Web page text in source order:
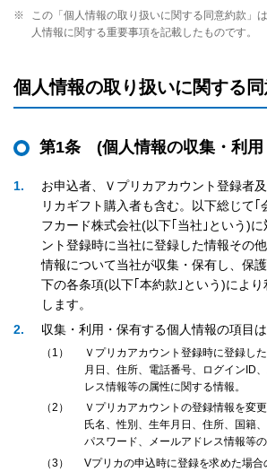
※
この「個人情報の取り扱いに関する同意約款」
人情報に関する重要事項を記載したものです。
個人情報の取り扱いに関する
第1条 (個人情報の収集・利用
1
お申込者、Ｖプリカアカウント登録者
リカギフト購入者も含む。以下総じて｢
フカード株式会社(以下｢当社｣という)
ント登録時に当社に登録した情報その
情報について当社が収集・保有し、保
下の各条項(以下｢本約款｣という)によ
します。
2
収集・利用・保有する個人情報の項目は
1
Ｖプリカアカウント登録時に登録し
月日、住所、電話番号、ログインID
レス情報等の属性に関する情報。
2
Ｖプリカアカウントの登録情報を変
氏名、性別、生年月日、住所、国籍
パスワード、メールアドレス情報等の
3
Vプリカの申込時に登録を求めた場合